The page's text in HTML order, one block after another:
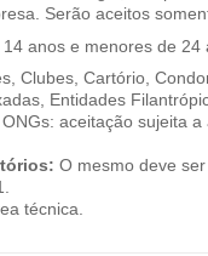
Serão aceitos
anos e menores de 24
Clubes, Cartório,
Entidades
aceitação sujeita
O mesmo deve
técnica.